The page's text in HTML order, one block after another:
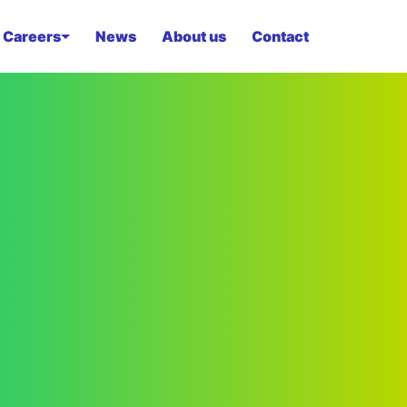
Careers News About us Contact